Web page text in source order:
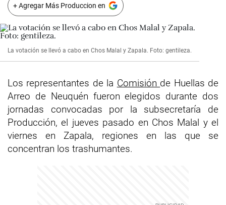
+ Agregar Más Produccion en
La votación se llevó a cabo en Chos Malal y Zapala. Foto: gentileza.
Los representantes de la Comisión de Huellas de
Arreo de Neuquén fueron elegidos durante dos
jornadas convocadas por la subsecretaría de
Producción, el jueves pasado en Chos Malal y el
viernes en Zapala, regiones en las que se
concentran los trashumantes.